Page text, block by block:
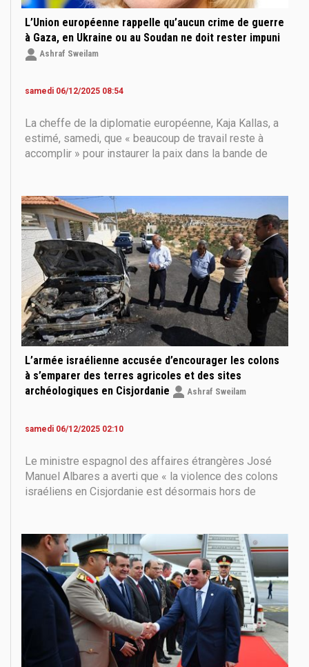
L’Union européenne rappelle qu’aucun crime de guerre
à Gaza, en Ukraine ou au Soudan ne doit rester impuni
Ashraf Sweilam
samedi 06/12/2025 08:54
La cheffe de la diplomatie européenne, Kaja Kallas, a
estimé, samedi, que « beaucoup de travail reste à
accomplir » pour instaurer la paix dans la bande de
États et à l’Autorité palestinienne
L’armée israélienne accusée d’encourager les colons
à s’emparer des terres agricoles et des sites
archéologiques en Cisjordanie
Ashraf Sweilam
samedi 06/12/2025 02:10
Le ministre espagnol des affaires étrangères José
Manuel Albares a averti que « la violence des colons
israéliens en Cisjordanie est désormais hors de
archéologiques de Cisjordanie subissent,